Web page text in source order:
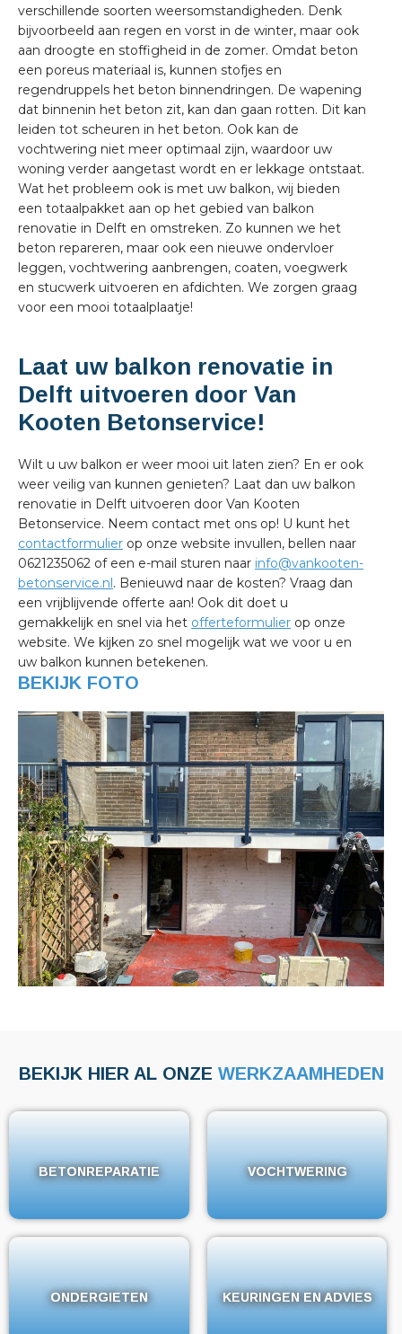
verschillende soorten weersomstandigheden. Denk
bijvoorbeeld aan regen en vorst in de winter, maar ook
aan droogte en stoffigheid in de zomer. Omdat beton
een poreus materiaal is, kunnen stofjes en
regendruppels het beton binnendringen. De wapening
dat binnenin het beton zit, kan dan gaan rotten. Dit kan
leiden tot scheuren in het beton. Ook kan de
vochtwering niet meer optimaal zijn, waardoor uw
woning verder aangetast wordt en er lekkage ontstaat.
Wat het probleem ook is met uw balkon, wij bieden
een totaalpakket aan op het gebied van balkon
renovatie in Delft en omstreken. Zo kunnen we het
beton repareren, maar ook een nieuwe ondervloer
leggen, vochtwering aanbrengen, coaten, voegwerk
en stucwerk uitvoeren en afdichten. We zorgen graag
voor een mooi totaalplaatje!
Laat uw balkon renovatie in
Delft uitvoeren door Van
Kooten Betonservice!
Wilt u uw balkon er weer mooi uit laten zien? En er ook
weer veilig van kunnen genieten? Laat dan uw balkon
renovatie in Delft uitvoeren door Van Kooten
Betonservice. Neem contact met ons op! U kunt het
contactformulier op onze website invullen, bellen naar
0621235062 of een e-mail sturen naar info@vankooten-
betonservice.nl. Benieuwd naar de kosten? Vraag dan
een vrijblijvende offerte aan! Ook dit doet u
gemakkelijk en snel via het offerteformulier op onze
website. We kijken zo snel mogelijk wat we voor u en
uw balkon kunnen betekenen.
BEKIJK FOTO
BEKIJK HIER AL ONZE WERKZAAMHEDEN
BETONREPARATIE
BETONREPARATIE VOCHTWERING
VOCHTWERING
ONDERGIETEN
ONDERGIETEN KEURINGEN EN ADVIES
KEURINGEN EN ADVIES